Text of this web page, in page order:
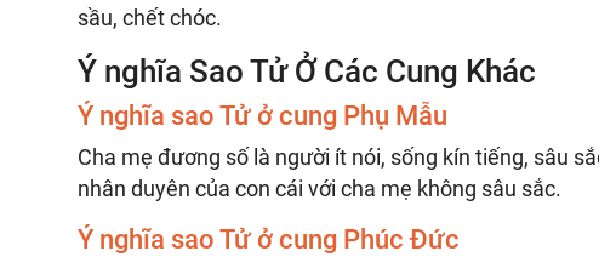
sầu, chết chóc.
Ý nghĩa Sao Tử Ở Các Cung Khác
Ý nghĩa sao Tử ở cung Phụ Mẫu
Cha mẹ đương số là người ít nói, sống kín tiếng, sâu
nhân duyên của con cái với cha mẹ không sâu sắc.
Ý nghĩa sao Tử ở cung Phúc Đức